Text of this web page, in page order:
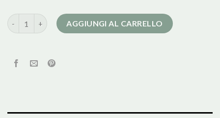
lana cotta cappotto quantitàAGGIUNGI AL CARRELLO